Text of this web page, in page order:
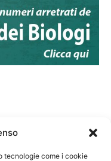
tecnologie come i cookie